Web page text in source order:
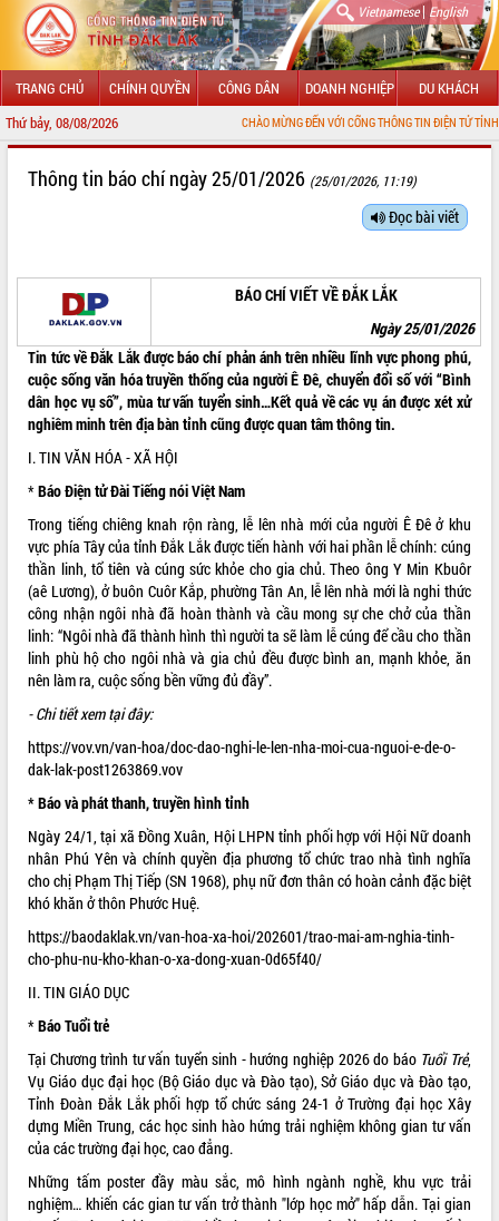
Vietnamese| English
TRANG CHỦ CHÍNH QUYỀN CÔNG DÂN DOANH NGHIỆP DU KHÁCH
Thứ bảy, 08/08/2026 CHÀO MỪNG ĐẾN VỚI CỔNG THÔNG TIN ĐIỆN TỬ TỈNH ĐẮK LẮK
SỞ, BAN, NGÀNH
UBND CÁC XÃ, PHƯỜNG
THÔNG TIN CHỈ ĐẠO ĐIỀU HÀNH
HỆ THỐNG VĂN BẢN
VĂN BẢN HĐND TỈNH
ĐIỂM TIN VĂN BẢN
QUY HOẠCH - KẾ HOẠCH
VIDEO
Thông tin báo chí ngày 25/01/2026 (25/01/2026, 11:19)
Đọc bài viết
BÁO CHÍ VIẾT VỀ ĐẮK LẮK
Ngày 25/01/2026
Tin tức về Đắk Lắk được báo chí phản ánh trên nhiều lĩnh vực phong phú,
cuộc sống văn hóa truyền thống của người Ê Đê, chuyển đổi số với “Bình
dân học vụ số”, mùa tư vấn tuyển sinh…Kết quả về các vụ án được xét xử
nghiêm minh trên địa bàn tỉnh cũng được quan tâm thông tin.
I. TIN VĂN HÓA - XÃ HỘI
*Báo Điện tử Đài Tiếng nói Việt Nam
Trong tiếng chiêng knah rộn ràng, lễ lên nhà mới của người Ê Đê ở khu
vực phía Tây của tỉnh Đắk Lắk được tiến hành với hai phần lễ chính: cúng
thần linh, tổ tiên và cúng sức khỏe cho gia chủ. Theo ông Y Min Kbuôr
(aê Lương), ở buôn Cuôr Kắp, phường Tân An, lễ lên nhà mới là nghi thức
công nhận ngôi nhà đã hoàn thành và cầu mong sự che chở của thần
linh: “Ngôi nhà đã thành hình thì người ta sẽ làm lễ cúng để cầu cho thần
linh phù hộ cho ngôi nhà và gia chủ đều được bình an, mạnh khỏe, ăn
nên làm ra, cuộc sống bền vững đủ đầy”.
- Chi tiết xem tại đây:
https://vov.vn/van-hoa/doc-dao-nghi-le-len-nha-moi-cua-nguoi-e-de-o-
dak-lak-post1263869.vov
* Báo và phát thanh, truyền hình tỉnh
Ngày 24/1, tại xã Đồng Xuân, Hội LHPN tỉnh phối hợp với Hội Nữ doanh
nhân Phú Yên và chính quyền địa phương tổ chức trao nhà tình nghĩa
cho chị Phạm Thị Tiếp (SN 1968), phụ nữ đơn thân có hoàn cảnh đặc biệt
khó khăn ở thôn Phước Huệ.
https://baodaklak.vn/van-hoa-xa-hoi/202601/trao-mai-am-nghia-tinh-
cho-phu-nu-kho-khan-o-xa-dong-xuan-0d65f40/
II. TIN GIÁO DỤC
*Báo Tuổi trẻ
Tại Chương trình tư vấn tuyển sinh - hướng nghiệp 2026 do báo Tuổi Trẻ,
Vụ Giáo dục đại học (Bộ Giáo dục và Đào tạo), Sở Giáo dục và Đào tạo,
Tỉnh Đoàn Đắk Lắk phối hợp tổ chức sáng 24-1 ở Trường đại học Xây
dựng Miền Trung, các học sinh hào hứng trải nghiệm không gian tư vấn
của các trường đại học, cao đẳng.
Những tấm poster đầy màu sắc, mô hình ngành nghề, khu vực trải
nghiệm… khiến các gian tư vấn trở thành "lớp học mở" hấp dẫn. Tại gian